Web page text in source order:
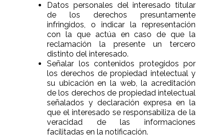
Datos personales del interesado titular
de los derechos presuntamente
infringidos, o indicar la representación
con la que actúa en caso de que la
reclamación la presente un tercero
distinto del interesado.
Señalar los contenidos protegidos por
los derechos de propiedad intelectual y
su ubicación en la web, la acreditación
de los derechos de propiedad intelectual
señalados y declaración expresa en la
que el interesado se responsabiliza de la
veracidad de las informaciones
facilitadas en la notificación.